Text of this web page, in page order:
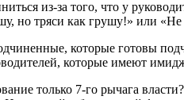
из-за того, что у
но тряси как грушу!» или
которые готовы
которые имеют
только 7-го рычага